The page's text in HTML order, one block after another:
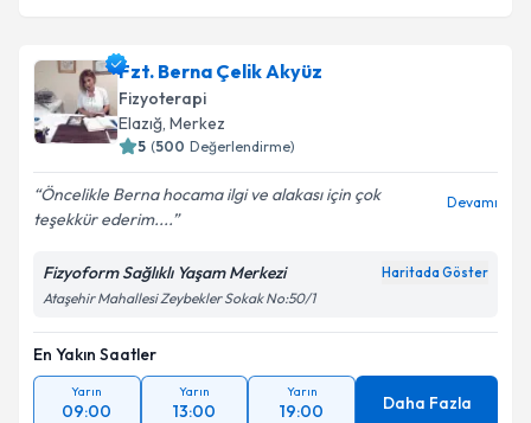
Fzt. Berna Çelik Akyüz
Fizyoterapi
Elazığ, Merkez
5 (500 Değerlendirme)
Öncelikle Berna hocama ilgi ve alakası için çok
teşekkür ederim....
Devamı
Fizyoform Sağlıklı Yaşam Merkezi Haritada Göster
Ataşehir Mahallesi Zeybekler Sokak No:50/1
En Yakın Saatler
Yarın
09:00
Yarın
13:00
Yarın
19:00 Daha Fazla